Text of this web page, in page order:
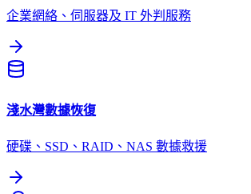
企業網絡、伺服器及 IT 外判服務
淺水灣數據恢復
硬碟、SSD、RAID、NAS 數據救援